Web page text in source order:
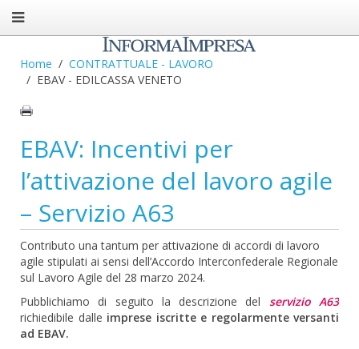
Home
CONTRATTUALE - LAVORO
EBAV - EDILCASSA VENETO
EBAV: Incentivi per
l’attivazione del lavoro agile
– Servizio A63
Contributo una tantum per attivazione di accordi di lavoro
agile stipulati ai sensi dell’Accordo Interconfederale Regionale
sul Lavoro Agile del 28 marzo 2024.
Pubblichiamo di seguito la descrizione del servizio A63
richiedibile dalle imprese iscritte e regolarmente versanti
ad EBAV.